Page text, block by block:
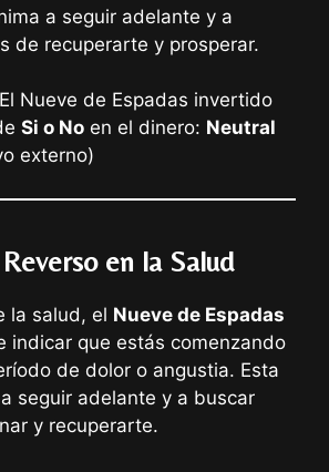
a seguir adelante y a
de recuperarte y prosperar.
Nueve de Espadas invertido
Si o No en el dinero: Neutral
externo)
en la Salud
la salud, el Nueve de Espadas
indicar que estás comenzando
de dolor o angustia. Esta
seguir adelante y a buscar
y recuperarte.